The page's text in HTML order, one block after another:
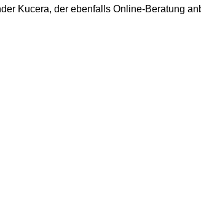
Kucera, der ebenfalls Online-Beratung